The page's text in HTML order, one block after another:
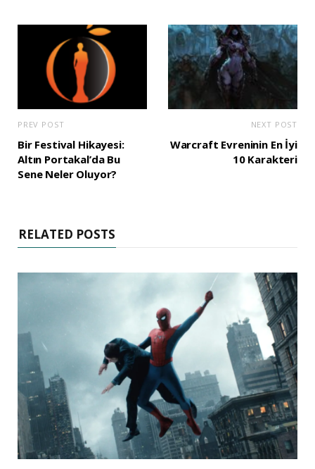
PREV POST
Bir Festival Hikayesi:
Altın Portakal’da Bu
Sene Neler Oluyor?
NEXT POST
Warcraft Evreninin En İyi
10 Karakteri
RELATED POSTS